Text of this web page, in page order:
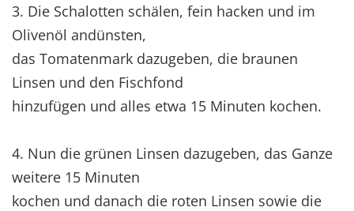
3. Die Schalotten schälen, fein hacken und im
Olivenöl andünsten,
das Tomatenmark dazugeben, die braunen
Linsen und den Fischfond
hinzufügen und alles etwa 15 Minuten kochen.
4. Nun die grünen Linsen dazugeben, das Ganze
weitere 15 Minuten
kochen und danach die roten Linsen sowie die